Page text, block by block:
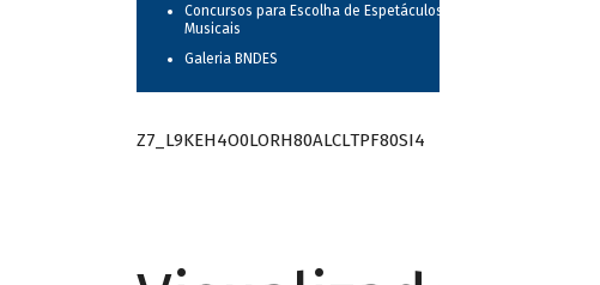
Concursos para Escolha de Espetáculos
Musicais
Galeria BNDES
Z7_L9KEH4O0LORH80ALCLTPF80SI4